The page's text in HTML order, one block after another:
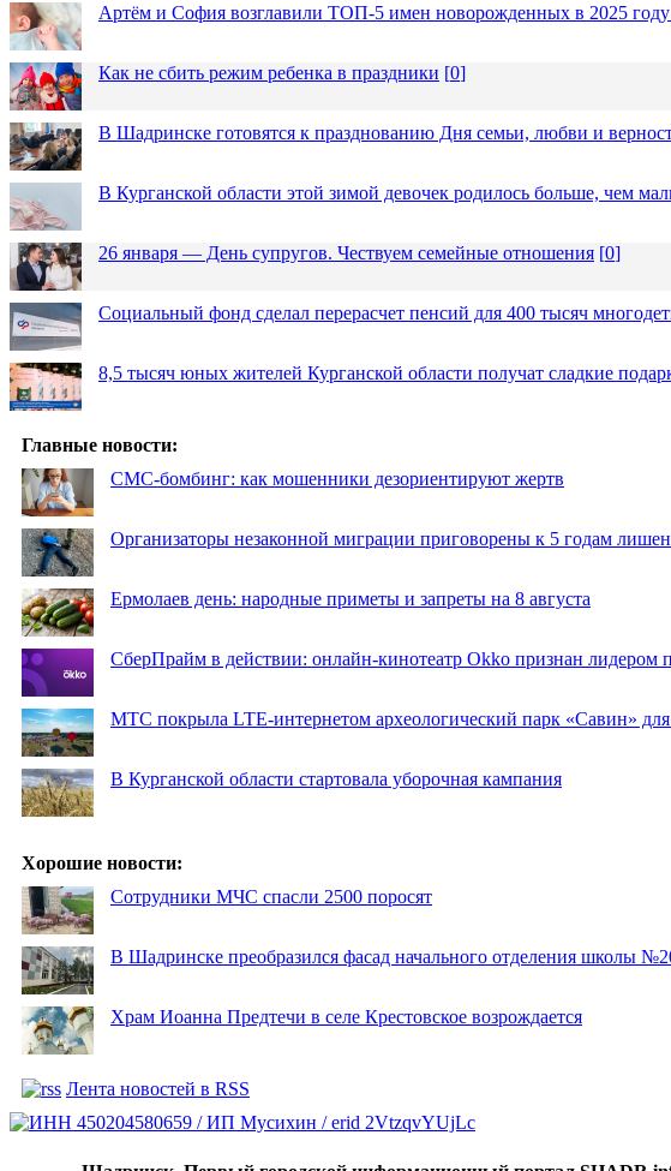
Артём и София возглавили ТОП-5 имен новорожденных в 2025 году
Как не сбить режим ребенка в праздники [0]
В Шадринске готовятся к празднованию Дня семьи, любви и
В Курганской области этой зимой девочек родилось больше, чем
26 января — День супругов. Чествуем семейные отношения [0]
Социальный фонд сделал перерасчет пенсий для 400 тысяч
8,5 тысяч юных жителей Курганской области получат сладкие
Главные новости:
СМС-бомбинг: как мошенники дезориентируют жертв
Организаторы незаконной миграции приговорены к 5 годам
Ермолаев день: народные приметы и запреты на 8 августа
СберПрайм в действии: онлайн-кинотеатр Okko признан лидером
МТС покрыла LTE-интернетом археологический парк «Савин» для
В Курганской области стартовала уборочная кампания
Хорошие новости:
Сотрудники МЧС спасли 2500 поросят
В Шадринске преобразился фасад начального отделения школы
Храм Иоанна Предтечи в селе Крестовское возрождается
Лента новостей в RSS